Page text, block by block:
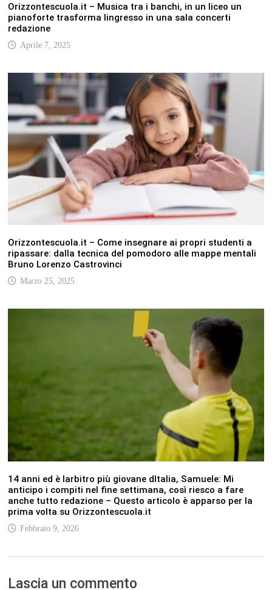
Orizzontescuola.it – Musica tra i banchi, in un liceo un
pianoforte trasforma lingresso in una sala concerti
redazione
Aprile 7, 2025
Orizzontescuola.it – Come insegnare ai propri studenti a
ripassare: dalla tecnica del pomodoro alle mappe mentali
Bruno Lorenzo Castrovinci
Marzo 25, 2025
14 anni ed è larbitro più giovane dItalia, Samuele: Mi
anticipo i compiti nel fine settimana, così riesco a fare
anche tutto redazione – Questo articolo è apparso per la
prima volta su Orizzontescuola.it
Febbraio 9, 2026
Lascia un commento